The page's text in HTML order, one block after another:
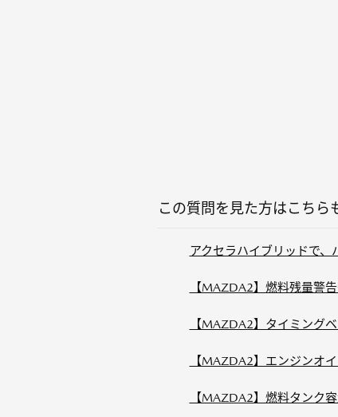
この質問を見た方はこちら
アクセラハイブリッドで
【MAZDA2】燃料残量警
【MAZDA2】タイミング
【MAZDA2】エンジンオ
【MAZDA2】燃料タンク